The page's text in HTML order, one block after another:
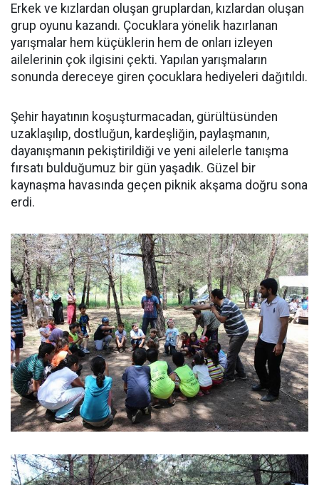
Erkek ve kızlardan oluşan gruplardan, kızlardan oluşan
grup oyunu kazandı. Çocuklara yönelik hazırlanan
yarışmalar hem küçüklerin hem de onları izleyen
ailelerinin çok ilgisini çekti. Yapılan yarışmaların
sonunda dereceye giren çocuklara hediyeleri dağıtıldı.
Şehir hayatının koşuşturmacadan, gürültüsünden
uzaklaşılıp, dostluğun, kardeşliğin, paylaşmanın,
dayanışmanın pekiştirildiği ve yeni ailelerle tanışma
fırsatı bulduğumuz bir gün yaşadık. Güzel bir
kaynaşma havasında geçen piknik akşama doğru sona
erdi.